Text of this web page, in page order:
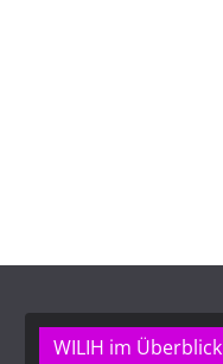
WILIH im Überblick